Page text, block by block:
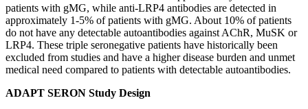
patients with gMG, while anti-LRP4 antibodies are detected in
approximately 1-5% of patients with gMG. About 10% of patients
do not have any detectable autoantibodies against AChR, MuSK or
LRP4. These triple seronegative patients have historically been
excluded from studies and have a higher disease burden and unmet
medical need compared to patients with detectable autoantibodies.
ADAPT SERON Study Design